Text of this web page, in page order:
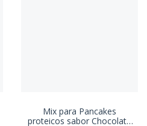
Mix para Pancakes
proteicos sabor Chocolate